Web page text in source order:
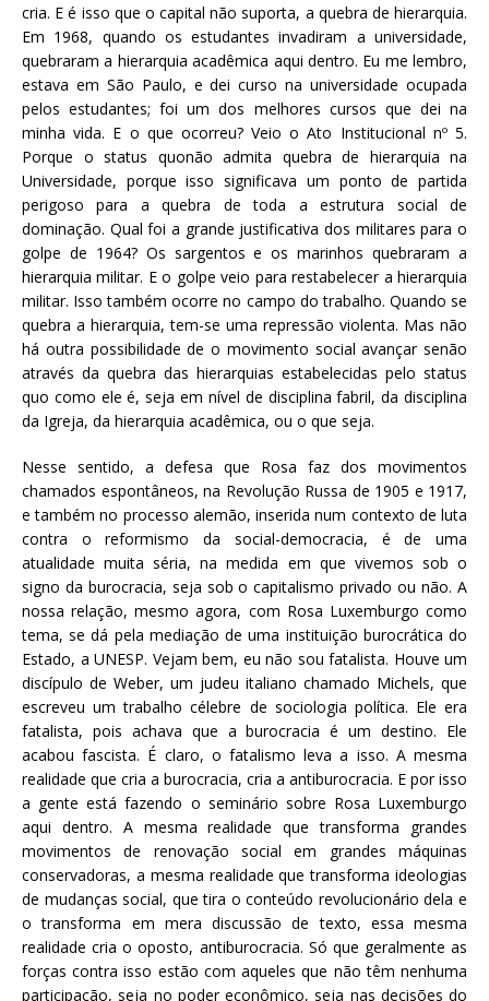
cria. E é isso que o capital não suporta, a quebra de hierarquia.
Em 1968, quando os estudantes invadiram a universidade,
quebraram a hierarquia acadêmica aqui dentro. Eu me lembro,
estava em São Paulo, e dei curso na universidade ocupada
pelos estudantes; foi um dos melhores cursos que dei na
minha vida. E o que ocorreu? Veio o Ato Institucional nº 5.
Porque o status quonão admita quebra de hierarquia na
Universidade, porque isso significava um ponto de partida
perigoso para a quebra de toda a estrutura social de
dominação. Qual foi a grande justificativa dos militares para o
golpe de 1964? Os sargentos e os marinhos quebraram a
hierarquia militar. E o golpe veio para restabelecer a hierarquia
militar. Isso também ocorre no campo do trabalho. Quando se
quebra a hierarquia, tem-se uma repressão violenta. Mas não
há outra possibilidade de o movimento social avançar senão
através da quebra das hierarquias estabelecidas pelo status
quo como ele é, seja em nível de disciplina fabril, da disciplina
da Igreja, da hierarquia acadêmica, ou o que seja.
Nesse sentido, a defesa que Rosa faz dos movimentos
chamados espontâneos, na Revolução Russa de 1905 e 1917,
e também no processo alemão, inserida num contexto de luta
contra o reformismo da social-democracia, é de uma
atualidade muita séria, na medida em que vivemos sob o
signo da burocracia, seja sob o capitalismo privado ou não. A
nossa relação, mesmo agora, com Rosa Luxemburgo como
tema, se dá pela mediação de uma instituição burocrática do
Estado, a UNESP. Vejam bem, eu não sou fatalista. Houve um
discípulo de Weber, um judeu italiano chamado Michels, que
escreveu um trabalho célebre de sociologia política. Ele era
fatalista, pois achava que a burocracia é um destino. Ele
acabou fascista. É claro, o fatalismo leva a isso. A mesma
realidade que cria a burocracia, cria a antiburocracia. E por isso
a gente está fazendo o seminário sobre Rosa Luxemburgo
aqui dentro. A mesma realidade que transforma grandes
movimentos de renovação social em grandes máquinas
conservadoras, a mesma realidade que transforma ideologias
de mudanças social, que tira o conteúdo revolucionário dela e
o transforma em mera discussão de texto, essa mesma
realidade cria o oposto, antiburocracia. Só que geralmente as
forças contra isso estão com aqueles que não têm nenhuma
participação, seja no poder econômico, seja nas decisões do